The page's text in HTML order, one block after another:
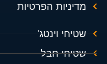
מדיניות הפרטיות
שטיחי וינטג'
שטיחי חבל